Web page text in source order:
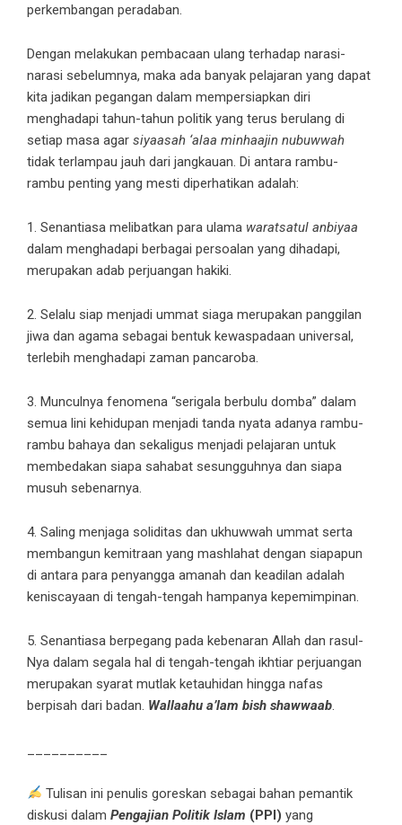
perkembangan peradaban.
Dengan melakukan pembacaan ulang terhadap narasi-
narasi sebelumnya, maka ada banyak pelajaran yang dapat
kita jadikan pegangan dalam mempersiapkan diri
menghadapi tahun-tahun politik yang terus berulang di
setiap masa agar siyaasah ‘alaa minhaajin nubuwwah
tidak terlampau jauh dari jangkauan. Di antara rambu-
rambu penting yang mesti diperhatikan adalah:
1. Senantiasa melibatkan para ulama waratsatul anbiyaa
dalam menghadapi berbagai persoalan yang dihadapi,
merupakan adab perjuangan hakiki.
2. Selalu siap menjadi ummat siaga merupakan panggilan
jiwa dan agama sebagai bentuk kewaspadaan universal,
terlebih menghadapi zaman pancaroba.
3. Munculnya fenomena “serigala berbulu domba” dalam
semua lini kehidupan menjadi tanda nyata adanya rambu-
rambu bahaya dan sekaligus menjadi pelajaran untuk
membedakan siapa sahabat sesungguhnya dan siapa
musuh sebenarnya.
4. Saling menjaga soliditas dan ukhuwwah ummat serta
membangun kemitraan yang mashlahat dengan siapapun
di antara para penyangga amanah dan keadilan adalah
keniscayaan di tengah-tengah hampanya kepemimpinan.
5. Senantiasa berpegang pada kebenaran Allah dan rasul-
Nya dalam segala hal di tengah-tengah ikhtiar perjuangan
merupakan syarat mutlak ketauhidan hingga nafas
berpisah dari badan. Wallaahu a’lam bish shawwaab
Tulisan ini penulis goreskan sebagai bahan pemantik
diskusi dalam Pengajian Politik Islam (PPI) yang